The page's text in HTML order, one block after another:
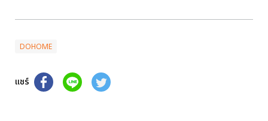
DOHOME
แชร์